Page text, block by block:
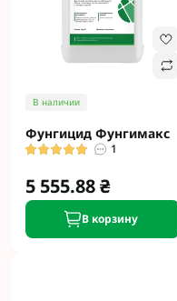
В наличии
Фунгицид Фунгимакс
1
5 555.88 ₴
В корзину